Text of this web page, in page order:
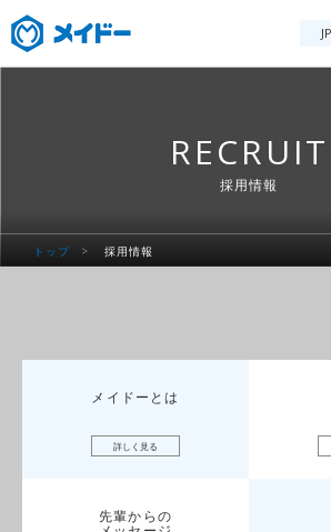
JP
RECRUIT
採用情報
トップ > 採用情報
メイドーとは
詳しく見る
先輩からの